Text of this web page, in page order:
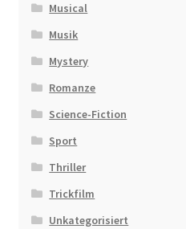
Musical
Musik
Mystery
Romanze
Science-Fiction
Sport
Thriller
Trickfilm
Unkategorisiert